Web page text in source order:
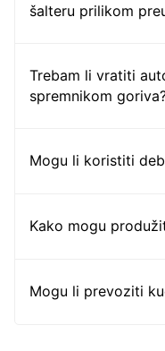
šalteru prilikom
Trebam li vratiti
spremnikom
Mogu li koristiti
Kako mogu
Mogu li prevoziti